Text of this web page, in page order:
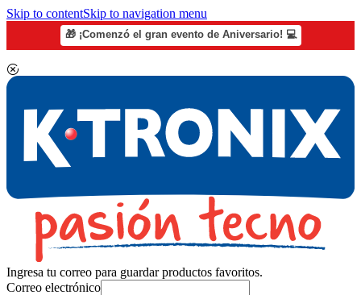
Skip to contentSkip to navigation menu
🎁 ¡Comenzó el gran evento de Aniversario! 💻
Ingresa tu correo para guardar productos favoritos.
Correo electrónico